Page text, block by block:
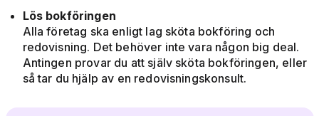
Lös bokföringen
Alla företag ska enligt lag sköta bokföring och
redovisning. Det behöver inte vara någon big deal.
Antingen provar du att själv sköta bokföringen, eller
så tar du hjälp av en redovisningskonsult.